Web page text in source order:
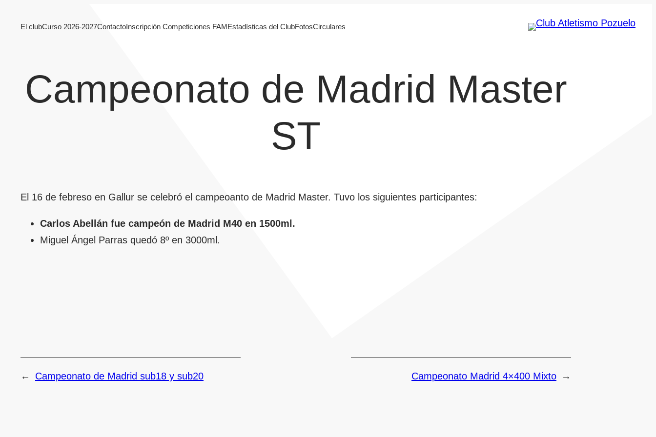
El clubCurso 2026-2027ContactoInscripción Competiciones FAMEstadísticas del ClubFotosCirculares
Campeonato de Madrid Master
ST
El 16 de febreso en Gallur se celebró el campeoanto de Madrid Master. Tuvo los siguientes participantes:
Carlos Abellán fue campeón de Madrid M40 en 1500ml.
Miguel Ángel Parras quedó 8º en 3000ml.
← Campeonato de Madrid sub18 y sub20 →
Campeonato Madrid 4×400 Mixto